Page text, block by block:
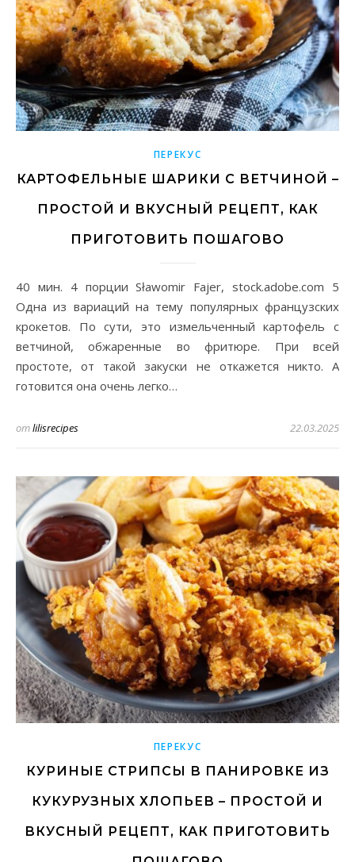
ПЕРЕКУС
КАРТОФЕЛЬНЫЕ ШАРИКИ С ВЕТЧИНОЙ –
ПРОСТОЙ И ВКУСНЫЙ РЕЦЕПТ, КАК
ПРИГОТОВИТЬ ПОШАГОВО
40 мин. 4 порции Sławomir Fajer, stock.adobe.com 5
Одна из вариаций на тему популярных французских
крокетов. По сути, это измельченный картофель с
ветчиной, обжаренные во фритюре. При всей
простоте, от такой закуски не откажется никто. А
готовится она очень легко…
отlilisrecipes 22.03.2025
ПЕРЕКУС
КУРИНЫЕ СТРИПСЫ В ПАНИРОВКЕ ИЗ
КУКУРУЗНЫХ ХЛОПЬЕВ – ПРОСТОЙ И
ВКУСНЫЙ РЕЦЕПТ, КАК ПРИГОТОВИТЬ